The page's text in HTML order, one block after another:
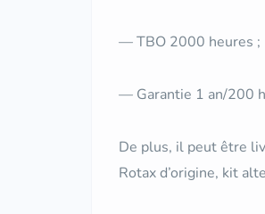
— TBO 2000 heures ;
— Garantie 1 an/200
De plus, il peut être
Rotax d’origine, kit